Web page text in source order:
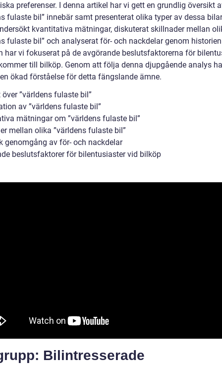
preferenser. I denna artikel har vi gett en grundlig översikt
fulaste bil” innebär samt presenterat olika typer av dessa
kvantitativa mätningar, diskuterat skillnader mellan
fulaste bil” och analyserat för- och nackdelar genom
har vi fokuserat på de avgörande beslutsfaktorerna för
till bilköp. Genom att följa denna djupgående analys
ökad förståelse för detta fängslande ämne.
över ”världens fulaste bil”
av ”världens fulaste bil”
mätningar om ”världens fulaste bil”
mellan olika ”världens fulaste bil”
genomgång av för- och nackdelar
beslutsfaktorer för bilentusiaster vid bilköp
Bilintresserade